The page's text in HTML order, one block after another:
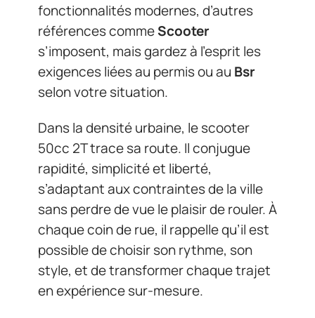
fonctionnalités modernes, d’autres
références commeScooter
s’imposent, mais gardez à l’esprit les
exigences liées au permis ou au Bsr
selon votre situation.
Dans la densité urbaine, le scooter
50cc 2T trace sa route. Il conjugue
rapidité, simplicité et liberté,
s’adaptant aux contraintes de la ville
sans perdre de vue le plaisir de rouler. À
chaque coin de rue, il rappelle qu’il est
possible de choisir son rythme, son
style, et de transformer chaque trajet
en expérience sur-mesure.